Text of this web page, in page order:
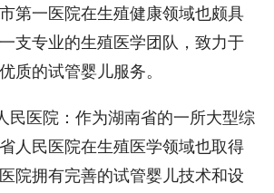
第一医院在生殖健康领域也颇具
支专业的生殖医学团队，致力于
质的试管婴儿服务。
医院：作为湖南省的一所大型综
人民医院在生殖医学领域也取得
院拥有完善的试管婴儿技术和设